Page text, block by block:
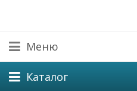
Меню
Каталог